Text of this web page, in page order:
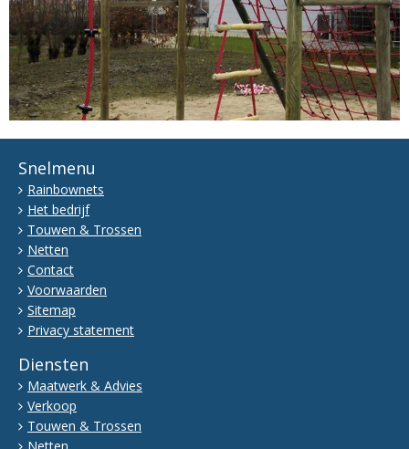
Snelmenu
Rainbownets
Het bedrijf
Touwen & Trossen
Netten
Contact
Voorwaarden
Sitemap
Privacy statement
Diensten
Maatwerk & Advies
Verkoop
Touwen & Trossen